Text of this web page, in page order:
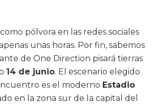
pólvora en las redes sociales
unas horas. Por fin, sabemos
de One Direction pisará tierras
14 de junio. El escenario elegido
es el moderno Estadio
en la zona sur de la capital del